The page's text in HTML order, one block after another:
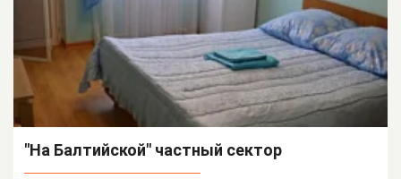
"На Балтийской" частный сектор